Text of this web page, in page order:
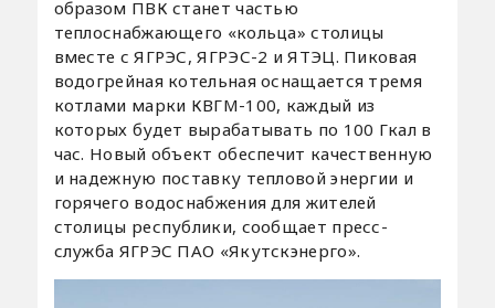
образом ПВК станет частью
теплоснабжающего «кольца» столицы
вместе с ЯГРЭС, ЯГРЭС-2 и ЯТЭЦ. Пиковая
водогрейная котельная оснащается тремя
котлами марки КВГМ-100, каждый из
которых будет вырабатывать по 100 Гкал в
час. Новый объект обеспечит качественную
и надежную поставку тепловой энергии и
горячего водоснабжения для жителей
столицы республики, сообщает пресс-
служба ЯГРЭС ПАО «Якутскэнерго».